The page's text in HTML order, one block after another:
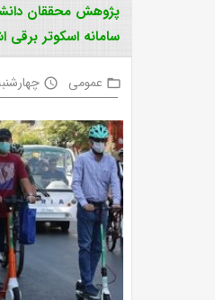
پژوهش محققان
سامانه اسکوتر برقی
folder_open عمومی access_time چهارشنبه 30 فروردین 1402